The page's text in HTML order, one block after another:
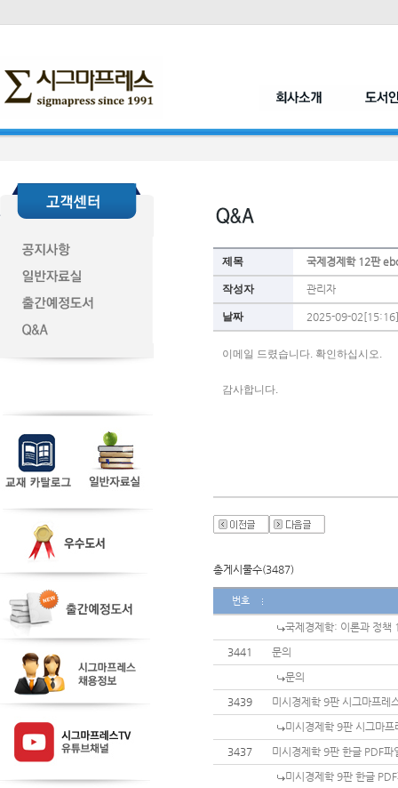
제목 국제경제학 12판
작성자 관리자
날짜 2025-09-02[15:16]
이메일 드렸습니다. 확인하십시오.
감사합니다.
총게시물수(3487)
번호
국제경제학: 이론과 정책
3441
문의
문의
3439
미시경제학 9판 시그마프
미시경제학 9판 시그마
3437
미시경제학 9판 한글 PDF
미시경제학 9판 한글